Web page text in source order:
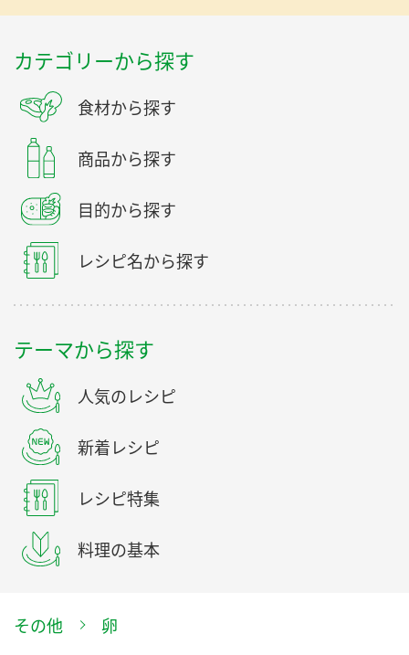
カテゴリーから探す
食材から探す
商品から探す
目的から探す
レシピ名から探す
テーマから探す
人気のレシピ
新着レシピ
レシピ特集
料理の基本
その他 卵